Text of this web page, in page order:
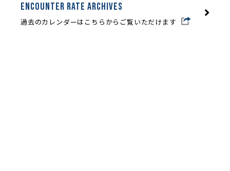
Encounter Rate archives
過去のカレンダーはこちらからご覧いただけます